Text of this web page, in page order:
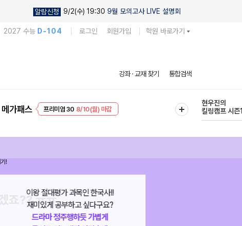
알람신청 9/2(수) 19:30 9월 모의고사 LIVE 설명회
2027 수능 D-104 로그인 회원가입 학원 바로가기
강좌 · 교재 찾기 통합검색
메가패스
프리미엄 30 8/10(월) 마감
다채로운 난도
실전 모의고사
ㅜㅜ
옴...
죠?? ㅠㅠ
ㅜㅜ
안 옴...
굳이 암기하려고 애먹지 않아도
시대의 흐름을 따라가다 보면
‘아 이래서 이럴 수밖에